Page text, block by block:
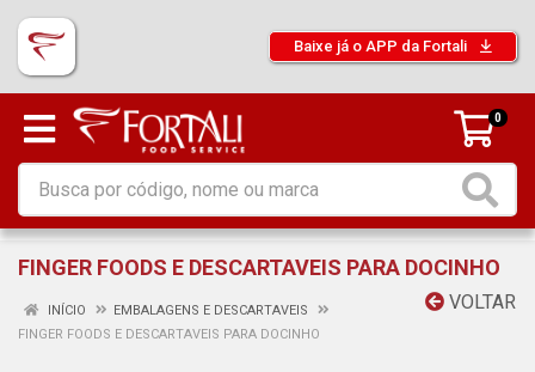
Baixe já o APP da Fortali
0
FINGER FOODS E DESCARTAVEIS PARA DOCINHO
VOLTAR
INÍCIO
EMBALAGENS E DESCARTAVEIS
FINGER FOODS E DESCARTAVEIS PARA DOCINHO